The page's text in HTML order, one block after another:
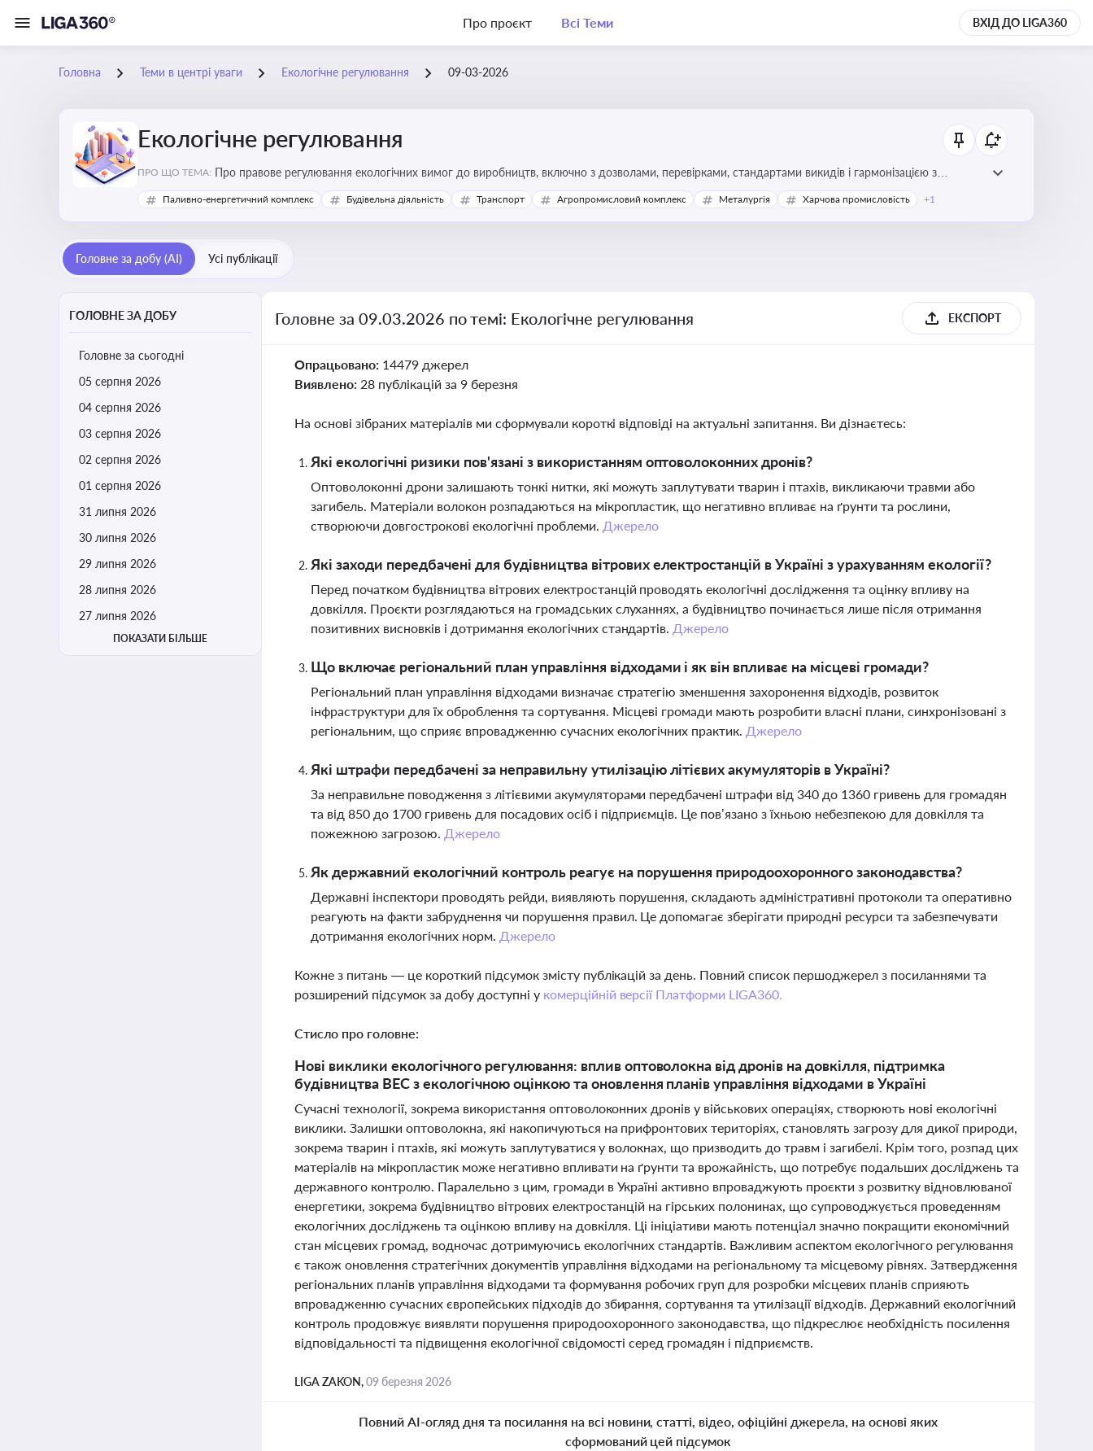
Про проєкт Всі Теми ВХІД ДО LIGA360
Головна Теми в центрі уваги Екологічне регулювання 09-03-2026
Екологічне регулювання
ПРО ЩО ТЕМА: Про правове регулювання екологічних вимог до виробництв, включно з дозволами, перевірками, стандартами викидів і гармонізацією з
європейськими нормами
Паливно-енергетичний комплекс Будівельна діяльність Транспорт Агропромисловий комплекс Металургія Харчова промисловість +1
Головне за добу (AI) Усі публікації
ГОЛОВНЕ ЗА ДОБУ
Головне за сьогодні
05 серпня 2026
04 серпня 2026
03 серпня 2026
02 серпня 2026
01 серпня 2026
31 липня 2026
30 липня 2026
29 липня 2026
28 липня 2026
27 липня 2026
ПОКАЗАТИ БІЛЬШЕ
Головне за 09.03.2026 по темі: Екологічне регулювання ЕКСПОРТ
Опрацьовано: 14479 джерел
Виявлено: 28 публікацій за 9 березня
На основі зібраних матеріалів ми сформували короткі відповіді на актуальні запитання. Ви дізнаєтесь:
Які екологічні ризики пов'язані з використанням оптоволоконних дронів?
Оптоволоконні дрони залишають тонкі нитки, які можуть заплутувати тварин і птахів, викликаючи травми або
загибель. Матеріали волокон розпадаються на мікропластик, що негативно впливає на ґрунти та рослини,
створюючи довгострокові екологічні проблеми. Джерело
Які заходи передбачені для будівництва вітрових електростанцій в Україні з урахуванням екології?
Перед початком будівництва вітрових електростанцій проводять екологічні дослідження та оцінку впливу на
довкілля. Проєкти розглядаються на громадських слуханнях, а будівництво починається лише після отримання
позитивних висновків і дотримання екологічних стандартів. Джерело
Що включає регіональний план управління відходами і як він впливає на місцеві громади?
Регіональний план управління відходами визначає стратегію зменшення захоронення відходів, розвиток
інфраструктури для їх оброблення та сортування. Місцеві громади мають розробити власні плани, синхронізовані з
регіональним, що сприяє впровадженню сучасних екологічних практик. Джерело
Які штрафи передбачені за неправильну утилізацію літієвих акумуляторів в Україні?
За неправильне поводження з літієвими акумуляторами передбачені штрафи від 340 до 1360 гривень для громадян
та від 850 до 1700 гривень для посадових осіб і підприємців. Це пов’язано з їхньою небезпекою для довкілля та
пожежною загрозою. Джерело
Як державний екологічний контроль реагує на порушення природоохоронного законодавства?
Державні інспектори проводять рейди, виявляють порушення, складають адміністративні протоколи та оперативно
реагують на факти забруднення чи порушення правил. Це допомагає зберігати природні ресурси та забезпечувати
дотримання екологічних норм. Джерело
Кожне з питань — це короткий підсумок змісту публікацій за день. Повний список першоджерел з посиланнями та
розширений підсумок за добу доступні у комерційній версії Платформи LIGA360.
Стисло про головне:
Нові виклики екологічного регулювання: вплив оптоволокна від дронів на довкілля, підтримка
будівництва ВЕС з екологічною оцінкою та оновлення планів управління відходами в Україні
Сучасні технології, зокрема використання оптоволоконних дронів у військових операціях, створюють нові екологічні
виклики. Залишки оптоволокна, які накопичуються на прифронтових територіях, становлять загрозу для дикої природи,
зокрема тварин і птахів, які можуть заплутуватися у волокнах, що призводить до травм і загибелі. Крім того, розпад цих
матеріалів на мікропластик може негативно впливати на ґрунти та врожайність, що потребує подальших досліджень та
державного контролю. Паралельно з цим, громади в Україні активно впроваджують проєкти з розвитку відновлюваної
енергетики, зокрема будівництво вітрових електростанцій на гірських полонинах, що супроводжується проведенням
екологічних досліджень та оцінкою впливу на довкілля. Ці ініціативи мають потенціал значно покращити економічний
стан місцевих громад, водночас дотримуючись екологічних стандартів. Важливим аспектом екологічного регулювання
є також оновлення стратегічних документів управління відходами на регіональному та місцевому рівнях. Затвердження
регіональних планів управління відходами та формування робочих груп для розробки місцевих планів сприяють
впровадженню сучасних європейських підходів до збирання, сортування та утилізації відходів. Державний екологічний
контроль продовжує виявляти порушення природоохоронного законодавства, що підкреслює необхідність посилення
відповідальності та підвищення екологічної свідомості серед громадян і підприємств.
LIGA ZAKON,09 березня 2026
Повний AI-огляд дня та посилання на всі новини, статті, відео, офіційні джерела, на основі яких
сформований цей підсумок